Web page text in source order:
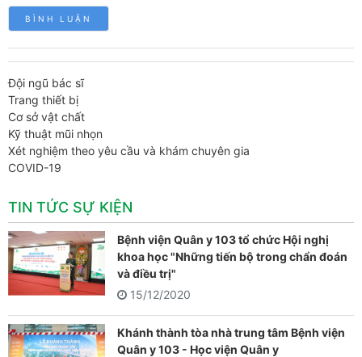
Đội ngũ bác sĩ
Trang thiết bị
Cơ sở vật chất
Kỹ thuật mũi nhọn
Xét nghiệm theo yêu cầu và khám chuyên gia
COVID-19
TIN TỨC SỰ KIỆN
Bệnh viện Quân y 103 tổ chức Hội nghị
khoa học "Những tiến bộ trong chẩn đoán
và điều trị"
15/12/2020
Khánh thành tòa nhà trung tâm Bệnh viện
Quân y 103 - Học viện Quân y